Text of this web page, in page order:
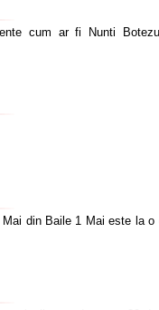
cum ar fi Nunti
din Baile 1 Mai este la